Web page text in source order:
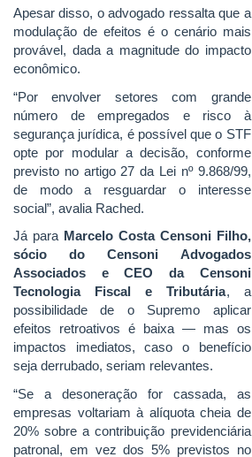
Apesar disso, o advogado ressalta que a
modulação de efeitos é o cenário mais
provável, dada a magnitude do impacto
econômico.
“Por envolver setores com grande
número de empregados e risco à
segurança jurídica, é possível que o STF
opte por modular a decisão, conforme
previsto no artigo 27 da Lei nº 9.868/99,
de modo a resguardar o interesse
social”, avalia Rached.
Já para Marcelo Costa Censoni Filho,
sócio do Censoni Advogados
Associados e CEO da Censoni
Tecnologia Fiscal e Tributária, a
possibilidade de o Supremo aplicar
efeitos retroativos é baixa — mas os
impactos imediatos, caso o benefício
seja derrubado, seriam relevantes.
“Se a desoneração for cassada, as
empresas voltariam à alíquota cheia de
20% sobre a contribuição previdenciária
patronal, em vez dos 5% previstos no